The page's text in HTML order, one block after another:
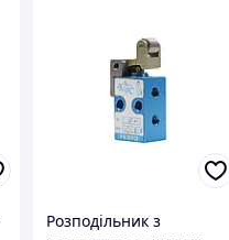
Розподільник з